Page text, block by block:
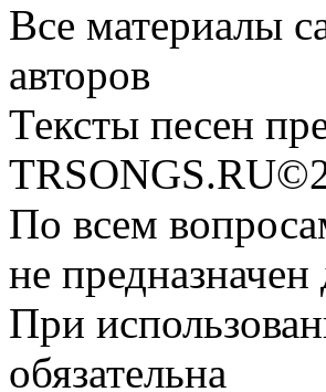
Все материалы
авторов
Тексты песен
По всем
не
При
обязательна